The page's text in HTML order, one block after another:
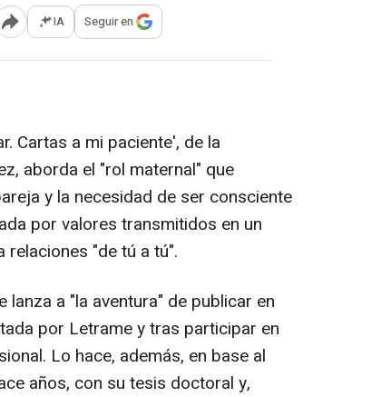
Abrir opciones para compartir
IA Seguir en
Cartas a mi paciente', de la
aborda el "rol maternal" que
y la necesidad de ser consciente
por valores transmitidos en un
"de tú a tú".
a "la aventura" de publicar en
por Letrame y tras participar en
Lo hace, además, en base al
años, con su tesis doctoral y,